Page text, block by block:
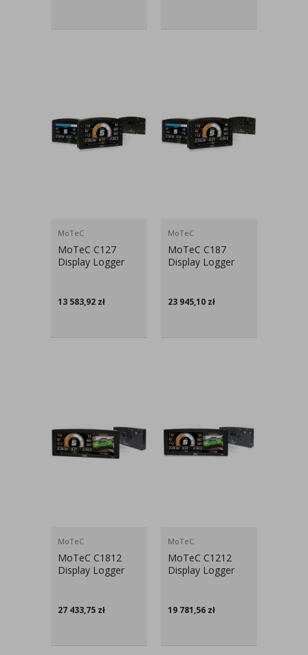
MoTeC
MoTeC C127
Display Logger
13 583,92 zł
MoTeC
MoTeC C187
Display Logger
23 945,10 zł
MoTeC
MoTeC C1812
Display Logger
27 433,75 zł
MoTeC
MoTeC C1212
Display Logger
19 781,56 zł